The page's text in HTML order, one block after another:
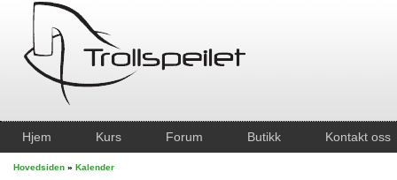
Hjem Kurs Forum Butikk Kontakt oss
Hovedsiden » Kalender